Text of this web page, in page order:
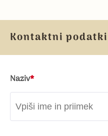
Kontaktni podatki
Naziv*